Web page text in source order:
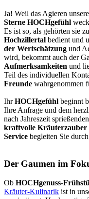
Ja! Weil das Agieren
Sterne HOCHgefühl
Es ist so, als gehörten sie
Hochzillertal bedient und
der Wertschätzung und
wird, bekommt auch der
Aufmerksamkeiten und
Teil des individuellen
Freunde wahrgenommen
IhrHOCHgefühl beginnt
Ihre Anfrage und dem
nach Jahreszeit
kraftvolle Kräuterzauber
Service begleiten Sie
Der Gaumen im
Ob HOCHgenuss-
Kräuter-Kulinarik ist in